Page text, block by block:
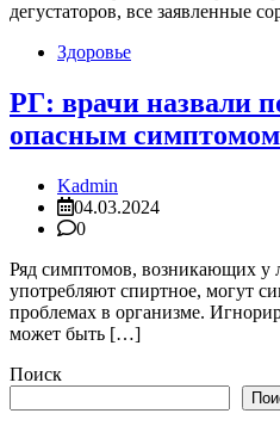
дегустаторов, все заявленные
Здоровье
РГ: врачи назвали
опасным симптомом
Kadmin
04.03.2024
0
Ряд симптомов, возникающих у
употребляют спиртное, могут
проблемах в организме.
может быть […]
Поиск